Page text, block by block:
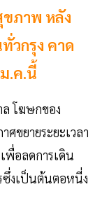
ภาพ หลัง
วกรุง คาด
.ค.นี้
โฆษกของ
ขยายระยะเวลา
พื่อลดการเดิน
ซึ่งเป็นต้นตอหนี่ง